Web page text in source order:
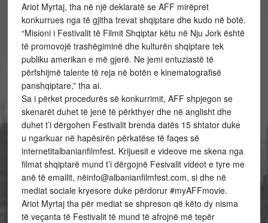
Ariot Myrtaj, tha në një deklaratë se AFF mirëpret
konkurrues nga të gjitha trevat shqiptare dhe kudo në botë.
“Misioni i Festivalit të Filmit Shqiptar këtu në Nju Jork është
të promovojë trashëgiminë dhe kulturën shqiptare tek
publiku amerikan e më gjerë. Ne jemi entuziastë të
përfshijmë talente të reja në botën e kinematografisë
panshqiptare,” tha ai.
Sa i përket procedurës së konkurrimit, AFF shpjegon se
skenarët duhet të jenë të përkthyer dhe në anglisht dhe
duhet t’i dërgohen Festivalit brenda datës 15 shtator duke
u ngarkuar në hapësirën përkatëse të faqes së
internetitalbanianfilmfest. Krijuesit e videove me skena nga
filmat shqiptarë mund t’i dërgojnë Fesivalit videot e tyre me
anë të emailit, nëinfo@albanianfilmfest.com, si dhe në
mediat sociale kryesore duke përdorur #myAFFmovie.
Ariot Myrtaj tha për mediat se shpreson që këto dy nisma
të veçanta të Festivalit të mund të afrojnë më tepër